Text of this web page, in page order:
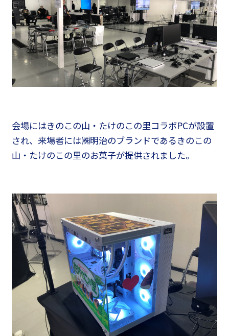
会場にはきのこの山・たけのこの里コラボPCが設置
され、来場者には㈱明治のブランドであるきのこの
山・たけのこの里のお菓子が提供されました。